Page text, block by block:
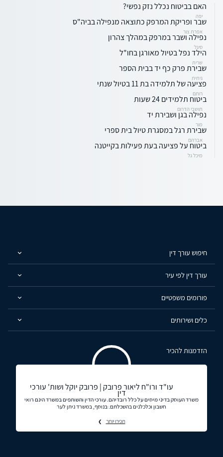
האם בביטוח נכלל נזק נפשי?
יפה
שבר ופריקת המרפק כתוצאה מנפילה בביה"ס
אפרת צור
נפילה ושבר במרפק במהלך צהרון
סיגל
הילד נפל בטיול מאורגן בחו"ל
שרית
שבירת פרק כף יד בבית הספר
גיתית
פציעה של תלמידה בת 11 בטיול שנתי
רותם
ביטוח תלמידים 24 שעות
תושבי הדרום
נפילה בגן ושבירת יד
מור
שבירת רגל במסגרת טיול בית ספרי
אברהם
ביטוח על פציעה בעת פעילות בקייטנה
מיכל גל
חיפוש עורך דין
עורך דין לפי עיר
פורומים משפטיים
כלים ושירותים
הזדמנות להכיר
עו"ד ורו"ח ליאור פרובק | פרובק יוקל ושות' עורכי
דין
משרד העוסק בדיני מיסים על כלל רובדיהם. עורכי הדין והשותפים במשרד הינם רואי
חשבון וכלכלנים בהשכלתם. בנוסף, במשרד ניתן לער
תכירו יותר